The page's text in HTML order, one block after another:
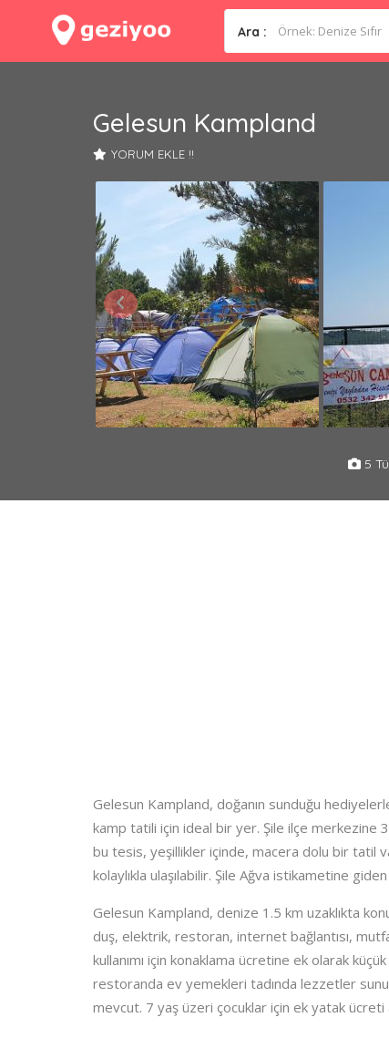
Ara :
Gelesun Kampland
YORUM EKLE !!
5
Gelesun Kampland, doğanın sunduğu
kamp tatili için ideal bir yer. Şile ilçe merkezine
bu tesis, yeşillikler içinde, macera dolu bir tatil
kolaylıkla ulaşılabilir. Şile Ağva istikametine
Gelesun Kampland, denize 1.5 km uzaklıkta
duş, elektrik, restoran, internet bağlantısı,
kullanımı için konaklama ücretine ek olarak
restoranda ev yemekleri tadında lezzetler
mevcut. 7 yaş üzeri çocuklar için ek yatak ücreti